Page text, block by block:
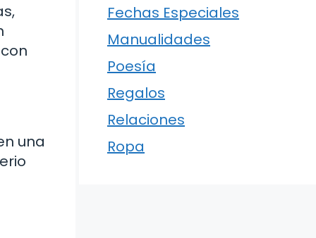
una
Fechas Especiales
Manualidades
Poesía
Regalos
Relaciones
Ropa